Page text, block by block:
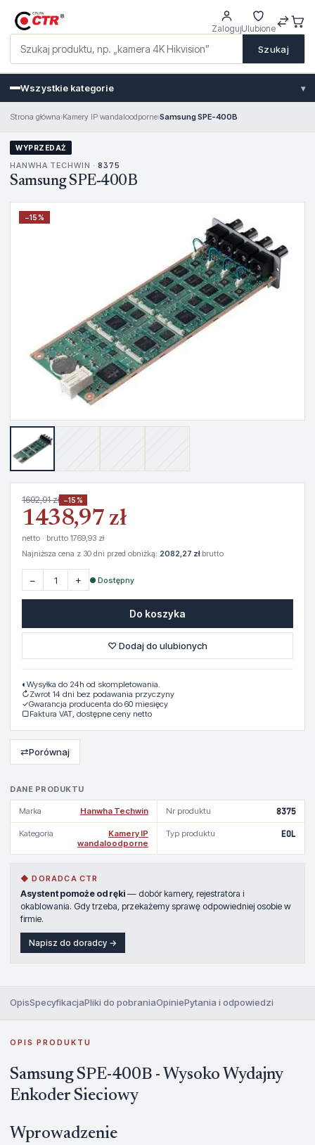
Szukaj
ZalogujUlubione
Wszystkie kategorie ▾
Strona główna›Kamery IP wandaloodporne›Samsung SPE-400B
WYPRZEDAŻ
HANWHA TECHWIN · 8375
Samsung SPE-400B
−15%
DANE PRODUKTU
Marka Hanwha Techwin Nr produktu 8375
Kategoria
Kamery IP
wandaloodporne
Typ produktu EOL
◆ DORADCA CTR
Asystent pomoże od ręki — dobór kamery, rejestratora i
okablowania. Gdy trzeba, przekażemy sprawę odpowiedniej osobie w
firmie.
Napisz do doradcy →
1692,91 zł −15%
1438,97 zł
netto · brutto 1769,93 zł
Najniższa cena z 30 dni przed obniżką: 2082,27 złbrutto
− + ● Dostępny
Do koszyka
♡ Dodaj do ulubionych
◐ Wysyłka do 24h od skompletowania.
↻Zwrot 14 dni bez podawania przyczyny
✓Gwarancja producenta do 60 miesięcy
▢Faktura VAT, dostępne ceny netto
⇄Porównaj
OpisSpecyfikacjaPliki do pobraniaOpiniePytania i odpowiedzi
OPIS PRODUKTU
Samsung SPE-400B - Wysoko Wydajny
Enkoder Sieciowy
Wprowadzenie